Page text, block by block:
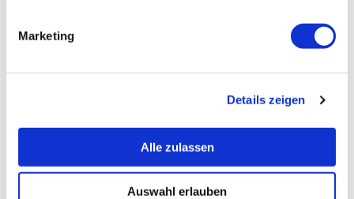
Marketing
Details zeigen
Alle zulassen
Auswahl erlauben